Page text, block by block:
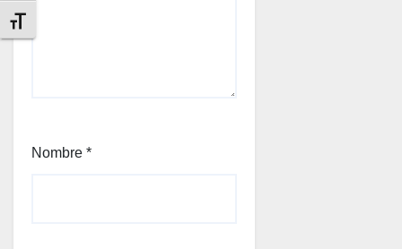
Alternar tamaño de letra
Nombre *